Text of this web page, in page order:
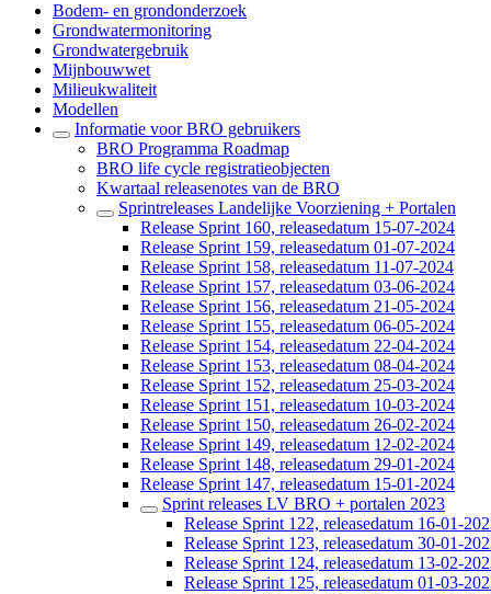
Bodem- en grondonderzoek
Grondwatermonitoring
Grondwatergebruik
Mijnbouwwet
Milieukwaliteit
Modellen
Informatie voor BRO gebruikers
BRO Programma Roadmap
BRO life cycle registratieobjecten
Kwartaal releasenotes van de BRO
Sprintreleases Landelijke Voorziening + Portalen
Release Sprint 160, releasedatum 15-07-2024
Release Sprint 159, releasedatum 01-07-2024
Release Sprint 158, releasedatum 11-07-2024
Release Sprint 157, releasedatum 03-06-2024
Release Sprint 156, releasedatum 21-05-2024
Release Sprint 155, releasedatum 06-05-2024
Release Sprint 154, releasedatum 22-04-2024
Release Sprint 153, releasedatum 08-04-2024
Release Sprint 152, releasedatum 25-03-2024
Release Sprint 151, releasedatum 10-03-2024
Release Sprint 150, releasedatum 26-02-2024
Release Sprint 149, releasedatum 12-02-2024
Release Sprint 148, releasedatum 29-01-2024
Release Sprint 147, releasedatum 15-01-2024
Sprint releases LV BRO + portalen 2023
Release Sprint 122, releasedatum 16-01-
Release Sprint 123, releasedatum 30-01-
Release Sprint 124, releasedatum 13-02-
Release Sprint 125, releasedatum 01-03-